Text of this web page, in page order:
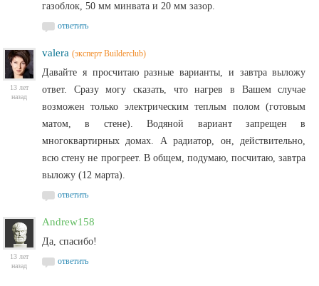
газоблок, 50 мм минвата и 20 мм зазор.
ответить
13 лет
назад
valera (эксперт Builderclub)
Давайте я просчитаю разные варианты, и завтра выложу
ответ. Сразу могу сказать, что нагрев в Вашем случае
возможен только электрическим теплым полом (готовым
матом, в стене). Водяной вариант запрещен в
многоквартирных домах. А радиатор, он, действительно,
всю стену не прогреет. В общем, подумаю, посчитаю, завтра
выложу (12 марта).
ответить
13 лет
назад
Andrew158
Да, спасибо!
ответить